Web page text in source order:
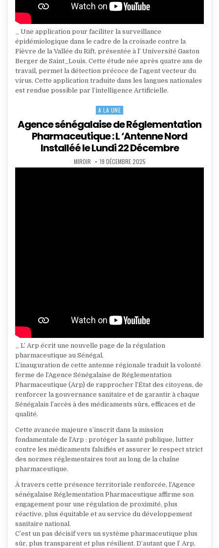
_ Une application pour faciliter la surveillance
épidémiologique dans le cadre de la croisade contre la
Fièvre de la Vallée du Rift, présentée à l’ Université Gaston
Berger de Saint_Louis. Cette étude née après quatre ans de
travail, permet la détection précoce de l’agent vecteur du
virus. Cette application traduite dans les langues nationales
est rendue possible par l’intelligence Artificielle.
Posted
in
A LA UNE
Agence sénégalaise de Réglementation
Pharmaceutique : L ‘Antenne Nord
Installéé le Lundi 22 Décembre
AUTHOR:
MIROIR PUBLISHED
DATE:
19 DÉCEMBRE 2025
_ L’ Arp écrit une nouvelle page de la régulation
pharmaceutique au Sénégal.
L’inauguration de cette antenne régionale traduit la volonté
ferme de l’Agence Sénégalaise de Réglementation
Pharmaceutique (Arp) de rapprocher l’État des citoyens, de
renforcer la gouvernance sanitaire et de garantir à chaque
Sénégalais l’accès à des médicaments sûrs, efficaces et de
qualité.
Cette avancée majeure s’inscrit dans la mission
fondamentale de l’Arp : protéger la santé publique, lutter
contre les médicaments falsifiés et assurer le respect strict
des normes réglementaires tout au long de la chaîne
pharmaceutique.
À travers cette présence territoriale renforcée, l’Agence
sénégalaise Réglementation Pharmaceutique affirme son
engagement pour une régulation de proximité, plus
réactive, plus équitable et au service du développement
sanitaire national.
C’est un pas décisif vers un système pharmaceutique plus
sûr, plus transparent et plus résilient. D’autant que l’ Arp,